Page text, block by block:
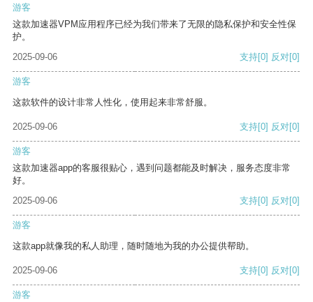
游客
这款加速器VPM应用程序已经为我们带来了无限的隐私保护和安全性保
护。
2025-09-06
支持[0] 反对[0]
游客
这款软件的设计非常人性化，使用起来非常舒服。
2025-09-06 支持[0] 反对[0]
游客
这款加速器app的客服很贴心，遇到问题都能及时解决，服务态度非常
好。
2025-09-06
支持[0] 反对[0]
游客
这款app就像我的私人助理，随时随地为我的办公提供帮助。
2025-09-06 支持[0] 反对[0]
游客